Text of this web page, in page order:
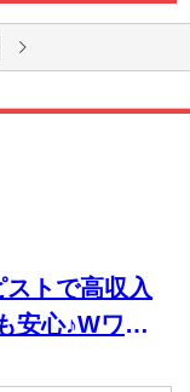
トで高収入
安心♪Wワー